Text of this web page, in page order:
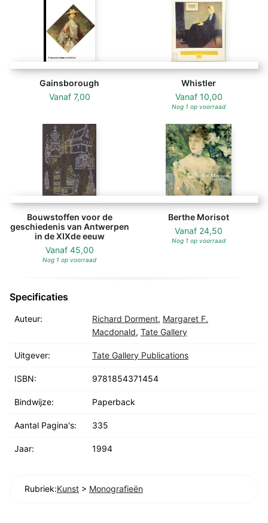
Gainsborough
Vanaf 7,00
Whistler
Vanaf 10,00
Nog 1 op voorraad
Bouwstoffen voor de
geschiedenis van Antwerpen
in de XIXde eeuw
Vanaf 45,00
Nog 1 op voorraad
Berthe Morisot
Vanaf 24,50
Nog 1 op voorraad
Specificaties
Auteur: Richard Dorment, Margaret F.
Macdonald, Tate Gallery
Uitgever: Tate Gallery Publications
ISBN: 9781854371454
Bindwijze: Paperback
Aantal Pagina's: 335
Jaar: 1994
Rubriek:Kunst > Monografieën